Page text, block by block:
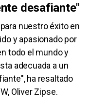
desafiante"
nuestro éxito en
y apasionado por
todo el mundo y
adecuada a un
ha resaltado
Oliver Zipse.